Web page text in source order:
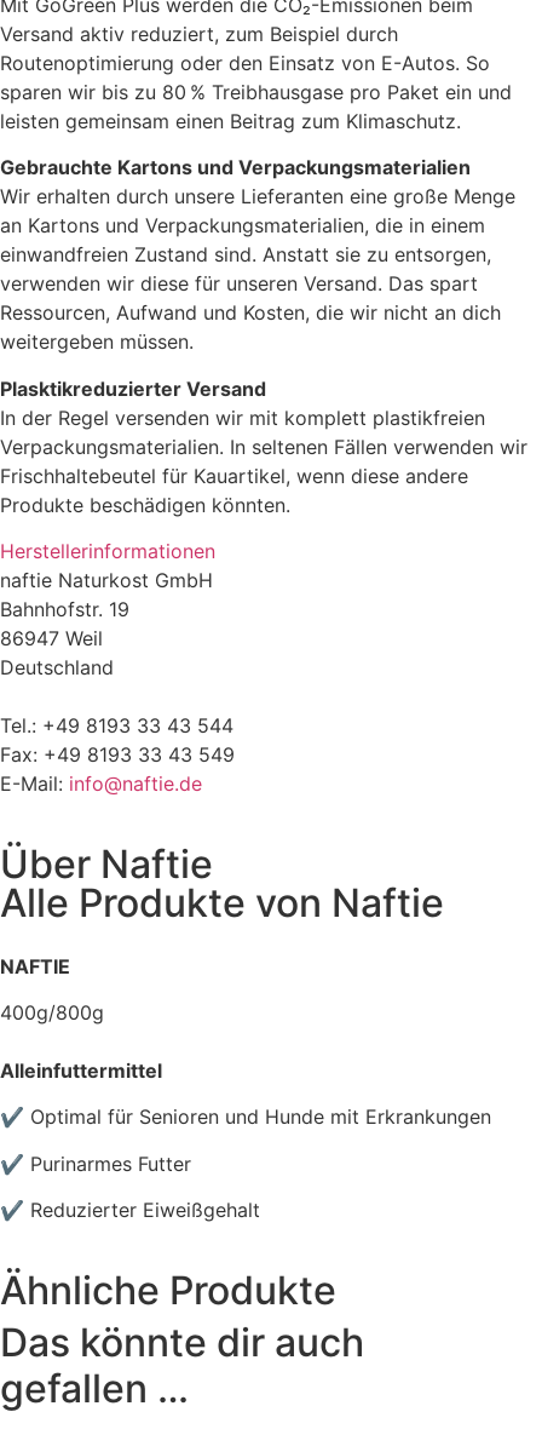
Versand aktiv reduziert, zum Beispiel durch
Routenoptimierung oder den Einsatz von E-Autos. So
sparen wir bis zu 80 % Treibhausgase pro Paket ein und
leisten gemeinsam einen Beitrag zum Klimaschutz.
Gebrauchte Kartons und Verpackungsmaterialien
Wir erhalten durch unsere Lieferanten eine große Menge
an Kartons und Verpackungsmaterialien, die in einem
einwandfreien Zustand sind. Anstatt sie zu entsorgen,
verwenden wir diese für unseren Versand. Das spart
Ressourcen, Aufwand und Kosten, die wir nicht an dich
weitergeben müssen.
Plasktikreduzierter Versand
In der Regel versenden wir mit komplett plastikfreien
Verpackungsmaterialien. In seltenen Fällen verwenden wir
Frischhaltebeutel für Kauartikel, wenn diese andere
Produkte beschädigen könnten.
Herstellerinformationen
naftie Naturkost GmbH
Bahnhofstr. 19
86947 Weil
Deutschland
Tel.: +49 8193 33 43 544
Fax: +49 8193 33 43 549
E-Mail: info@naftie.de
Über Naftie
Alle Produkte von Naftie
NAFTIE
400g/800g
Alleinfuttermittel
✔ Optimal für Senioren und Hunde mit Erkrankungen
✔ Purinarmes Futter
✔ Reduzierter Eiweißgehalt
Ähnliche Produkte
Das könnte dir auch
gefallen …